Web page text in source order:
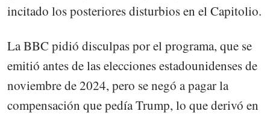
incitado los posteriores disturbios en el Capitolio.
La BBC pidió disculpas por el programa, que se
emitió antes de las elecciones estadounidenses de
noviembre de 2024, pero se negó a pagar la
compensación que pedía Trump, lo que derivó en